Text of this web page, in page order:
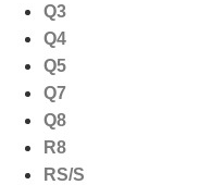
Q3
Q4
Q5
Q7
Q8
R8
RS/S